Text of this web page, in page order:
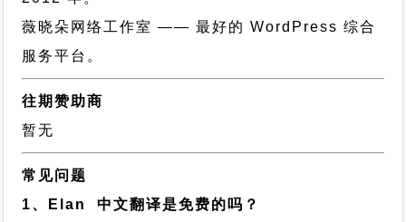
薇晓朵网络工作室 —— 最好的 WordPress 综合
服务平台。
往期赞助商
暂无
常见问题
1、Elan 中文翻译是免费的吗？